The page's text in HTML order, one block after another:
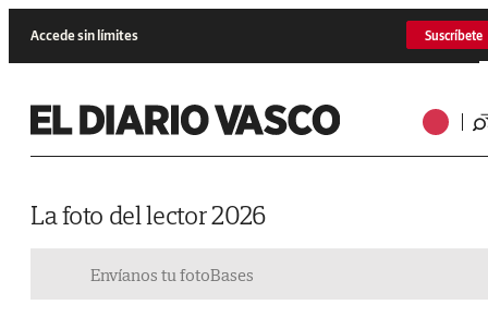
Accede sin límites Suscríbete
La foto del lector 2026
Envíanos tu fotoBases